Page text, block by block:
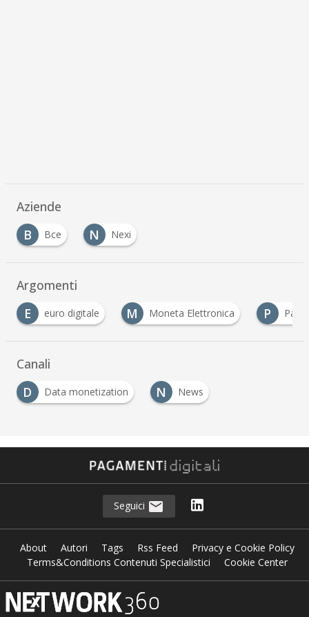
Aziende
B
Bce N
Nexi
Argomenti
E
euro digitale M Moneta Elettronica P
Canali
D
Data monetization N
News
Seguici
About Autori Tags Rss Feed
Privacy e Cookie Policy
Terms&Conditions Contenuti Specialistici
Cookie Center